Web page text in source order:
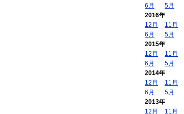
6月
5月
2016年
12月
11月
6月
5月
2015年
12月
11月
6月
5月
2014年
12月
11月
6月
5月
2013年
12月
11月